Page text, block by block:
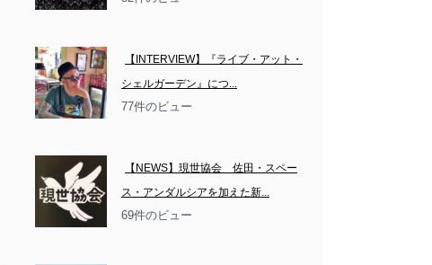
【INTERVIEW】『ライブ・アット・
シェルガーデン』につ...
77件のビュー
【NEWS】現世協会　佐田・スペー
ス・アンダルシアを加えた新...
69件のビュー